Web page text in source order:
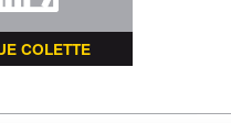
COLETTE